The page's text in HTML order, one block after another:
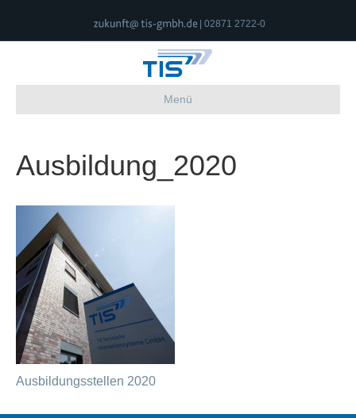
| 02871 2722-0
Menü
Ausbildung_2020
Ausbildungsstellen 2020